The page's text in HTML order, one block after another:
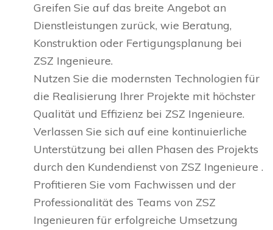
Greifen Sie auf das breite Angebot an
Dienstleistungen zurück, wie Beratung,
Konstruktion oder Fertigungsplanung bei
ZSZ Ingenieure.
Nutzen Sie die modernsten Technologien für
die Realisierung Ihrer Projekte mit höchster
Qualität und Effizienz bei ZSZ Ingenieure.
Verlassen Sie sich auf eine kontinuierliche
Unterstützung bei allen Phasen des Projekts
durch den Kundendienst von ZSZ Ingenieure .
Profitieren Sie vom Fachwissen und der
Professionalität des Teams von ZSZ
Ingenieuren für erfolgreiche Umsetzung